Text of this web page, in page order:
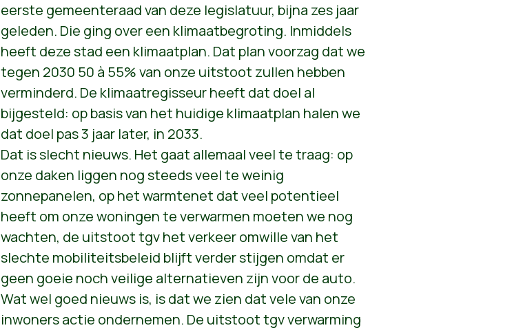
eerste gemeenteraad van deze legislatuur, bijna zes jaar
geleden. Die ging over een klimaatbegroting. Inmiddels
heeft deze stad een klimaatplan. Dat plan voorzag dat we
tegen 2030 50 à 55% van onze uitstoot zullen hebben
verminderd. De klimaatregisseur heeft dat doel al
bijgesteld: op basis van het huidige klimaatplan halen we
dat doel pas 3 jaar later, in 2033.
Dat is slecht nieuws. Het gaat allemaal veel te traag: op
onze daken liggen nog steeds veel te weinig
zonnepanelen, op het warmtenet dat veel potentieel
heeft om onze woningen te verwarmen moeten we nog
wachten, de uitstoot tgv het verkeer omwille van het
slechte mobiliteitsbeleid blijft verder stijgen omdat er
geen goeie noch veilige alternatieven zijn voor de auto.
Wat wel goed nieuws is, is dat we zien dat vele van onze
inwoners actie ondernemen. De uitstoot tgv verwarming